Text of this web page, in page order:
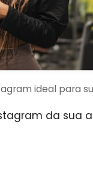
ideal para
da sua